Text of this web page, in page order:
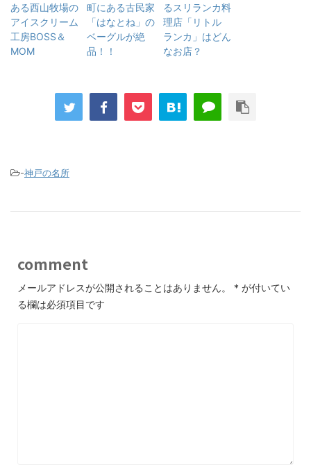
ある西山牧場の
アイスクリーム
工房BOSS＆
MOM
町にある古民家
「はなとね」の
ベーグルが絶
品！！
るスリランカ料
理店「リトル
ランカ」はどん
なお店？
-神戸の名所
comment
メールアドレスが公開されることはありません。 * が付いてい
る欄は必須項目です